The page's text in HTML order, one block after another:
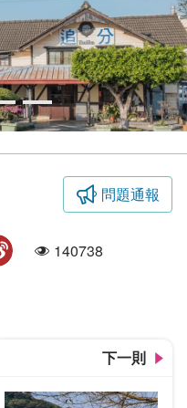
問題通報
人氣140738
下一則